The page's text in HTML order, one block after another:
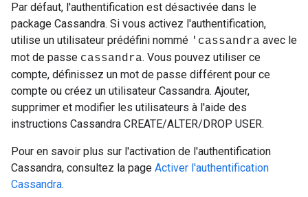
Par défaut, l'authentification est désactivée dans le
package Cassandra. Si vous activez l'authentification,
utilise un utilisateur prédéfini nommé 'cassandra avec le
mot de passe cassandra. Vous pouvez utiliser ce
compte, définissez un mot de passe différent pour ce
compte ou créez un utilisateur Cassandra. Ajouter,
supprimer et modifier les utilisateurs à l'aide des
instructions Cassandra CREATE/ALTER/DROP USER.
Pour en savoir plus sur l'activation de l'authentification
Cassandra, consultez la page Activer l'authentification
Cassandra.